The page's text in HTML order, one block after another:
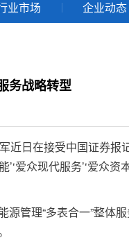
业市场 企业动态
务战略转型
日在接受中国证券报
爱众现代服务’‘爱众资
管理“多表合一”整体